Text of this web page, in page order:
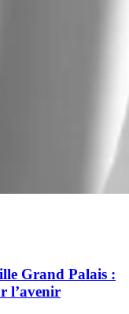
Grand Palais :
l’avenir